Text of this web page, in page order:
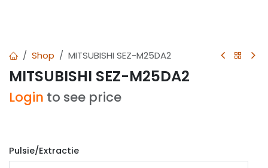
Shop MITSUBISHI SEZ-M25DA2
MITSUBISHI SEZ-M25DA2
Login to see price
Pulsie/Extractie